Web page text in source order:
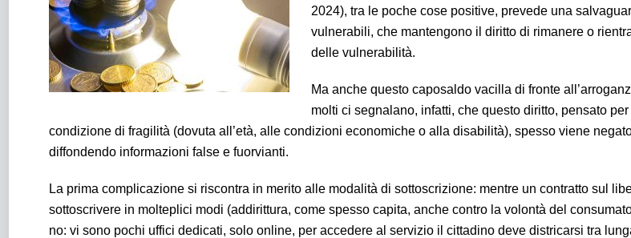
2024), tra le poche cose positive, prevede una
vulnerabili, che mantengono il diritto di rimanere o
delle vulnerabilità.
Ma anche questo caposaldo vacilla di fronte
molti ci segnalano, infatti, che questo diritto, pensato
condizione di fragilità (dovuta all’età, alle condizioni economiche o alla disabilità), spesso viene
diffondendo informazioni false e fuorvianti.
La prima complicazione si riscontra in merito alle modalità di sottoscrizione: mentre un contratto sul
sottoscrivere in molteplici modi (addirittura, come spesso capita, anche contro la volontà del
no: vi sono pochi uffici dedicati, solo online, per accedere al servizio il cittadino deve districarsi tra